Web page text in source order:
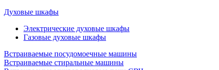
Духовые шкафы
Электрические духовые шкафы
Газовые духовые шкафы
Встраиваемые посудомоечные машины
Встраиваемые стиральные машины